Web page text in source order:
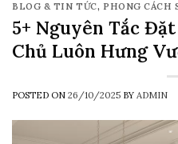
BLOG & TIN TỨC, PHONG CÁCH
5+ Nguyên Tắc
Chủ Luôn Hưng
POSTED ON 26/10/2025 BY ADMIN